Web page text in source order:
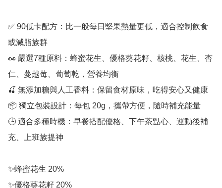
✅ 90低卡配方：比一般每日堅果熱量更低，適合控制飲食
或減脂族群
🥜 嚴選7種原料：蜂蜜花生、優格葵花籽、核桃、花生、杏
仁、蔓越莓、葡萄乾，營養均衡
🍒 無添加糖與人工香料：保留食材原味，吃得安心又健康
📦 獨立包裝設計：每包 20g，攜帶方便，隨時補充能量
🕒 適合多種時機：早餐搭配優格、下午茶點心、運動後補
充、上班族提神
✨蜂蜜花生 20%
✨優格葵花籽 20%